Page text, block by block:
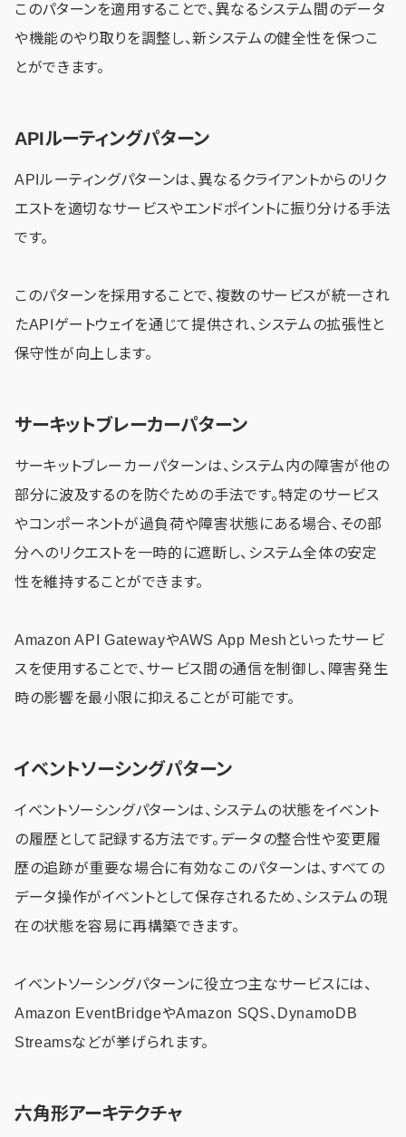
このパターンを適用することで、異なるシステム間のデータ
や機能のやり取りを調整し、新システムの健全性を保つこ
とができます。
APIルーティングパターン
APIルーティングパターンは、異なるクライアントからのリク
エストを適切なサービスやエンドポイントに振り分ける手法
です。
このパターンを採用することで、複数のサービスが統一され
たAPIゲートウェイを通じて提供され、システムの拡張性と
保守性が向上します。
サーキットブレーカーパターン
サーキットブレーカーパターンは、システム内の障害が他の
部分に波及するのを防ぐための手法です。特定のサービス
やコンポーネントが過負荷や障害状態にある場合、その部
分へのリクエストを一時的に遮断し、システム全体の安定
性を維持することができます。
Amazon API GatewayやAWS App Meshといったサービ
スを使用することで、サービス間の通信を制御し、障害発生
時の影響を最小限に抑えることが可能です。
イベントソーシングパターン
イベントソーシングパターンは、システムの状態をイベント
の履歴として記録する方法です。データの整合性や変更履
歴の追跡が重要な場合に有効なこのパターンは、すべての
データ操作がイベントとして保存されるため、システムの現
在の状態を容易に再構築できます。
イベントソーシングパターンに役立つ主なサービスには、
Amazon EventBridgeやAmazon SQS、DynamoDB
Streamsなどが挙げられます。
六角形アーキテクチャ